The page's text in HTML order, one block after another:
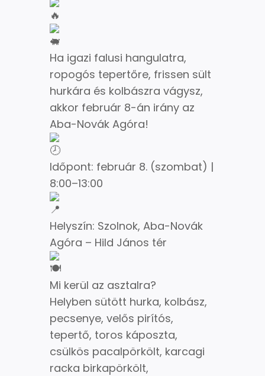
Ha igazi falusi hangulatra,
ropogós tepertőre, frissen sült
hurkára és kolbászra vágysz,
akkor február 8-án irány az
Aba-Novák Agóra!
Időpont: február 8. (szombat) |
8:00–13:00
Helyszín: Szolnok, Aba-Novák
Agóra – Hild János tér
Mi kerül az asztalra?
Helyben sütött hurka, kolbász,
pecsenye, velős pirítós,
tepertő, toros káposzta,
csülkös pacalpörkölt, karcagi
racka birkapörkölt,